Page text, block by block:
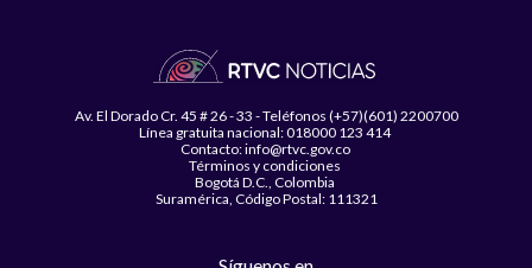
Av. El Dorado Cr. 45 # 26 - 33 - Teléfonos (+57)(601) 2200700
Línea gratuita nacional: 018000 123 414
Contacto: info@rtvc.gov.co
Términos y condiciones
Bogotá D.C., Colombia
Suramérica, Código Postal: 111321